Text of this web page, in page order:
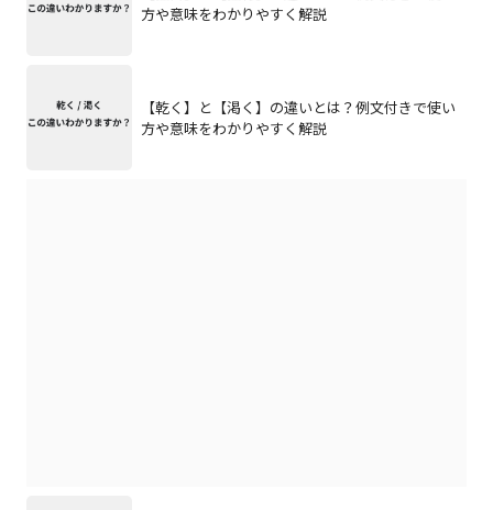
方や意味をわかりやすく解説
【乾く】と【渇く】の違いとは？例文付きで使い
方や意味をわかりやすく解説